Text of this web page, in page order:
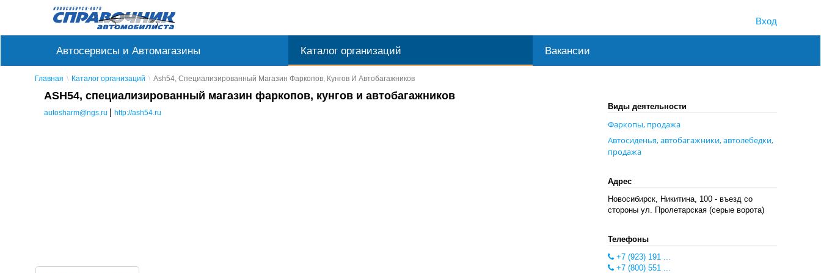
Вход
Автосервисы и Автомагазины Каталог организаций Вакансии
Главная Каталог организаций Аsh54, Специализированный Магазин Фаркопов, Кунгов И Автобагажников
АSH54, специализированный магазин фаркопов, кунгов и автобагажников
autosharm@ngs.ru | http://ash54.ru
Виды деятельности
Фаркопы, продажа
Автосиденья, автобагажники, автолебедки,
продажа
Адрес
Новосибирск, Никитина, 100 - въезд со
стороны ул. Пролетарская (серые ворота)
Телефоны
+7 (923) 191 ...
+7 (800) 551 ...